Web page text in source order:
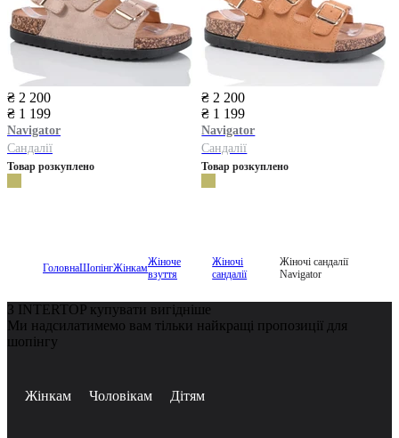
₴ 2 200
₴ 1 199
Navigator
Сандалії
Товар розкуплено
₴ 2 200
₴ 1 199
Navigator
Сандалії
Товар розкуплено
ГоловнаШопінгЖінкамЖіноче
взуття
Жіночі
сандалії
Жіночі сандалії
Navigator
З INTERTOP купувати вигідніше
Ми надсилатимемо вам тільки найкращі пропозиції для
шопінгу
Жінкам Чоловікам Дітям